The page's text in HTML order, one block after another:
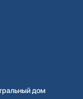
дом